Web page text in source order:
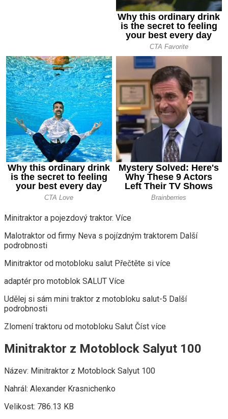
Minitraktor a pojezdový traktor. Více
Malotraktor od firmy Neva s pojízdným traktorem Další
podrobnosti
Minitraktor od motobloku salut Přečtěte si více
adaptér pro motoblok SALUT Více
Udělej si sám mini traktor z motobloku salut-5 Další
podrobnosti
Zlomení traktoru od motobloku Salut Číst více
Minitraktor z Motoblock Salyut 100
Název: Minitraktor z Motoblock Salyut 100
Nahrál: Alexander Krasnichenko
Velikost: 786.13 KB